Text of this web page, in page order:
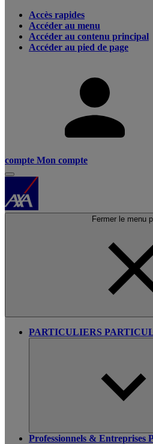
Accès rapides
Accéder au menu
Accéder au contenu principal
Accéder au pied de page
compte Mon compte
Fermer le menu
PARTICULIERS
Professionnels & Entreprises